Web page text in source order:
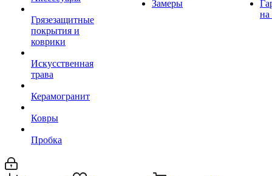
Грязезащитные
покрытия и
коврики
Искусственная
трава
Керамогранит
Ковры
Пробка
Замеры
на